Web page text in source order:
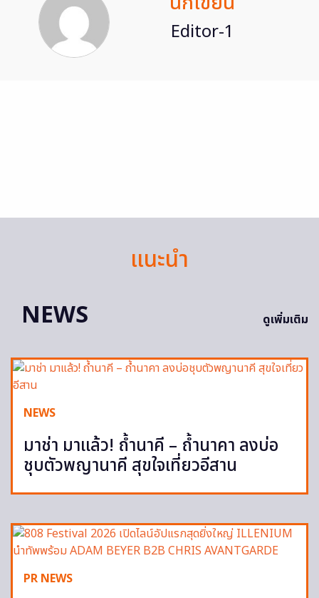
Editor-1
แนะนำ
NEWS
ดูเพิ่มเติม
NEWS
มาช่า มาแล้ว! ถ้ำนาคี – ถ้ำนาคา ลงบ่อ
ชุบตัวพญานาคี สุขใจเที่ยวอีสาน
PR NEWS